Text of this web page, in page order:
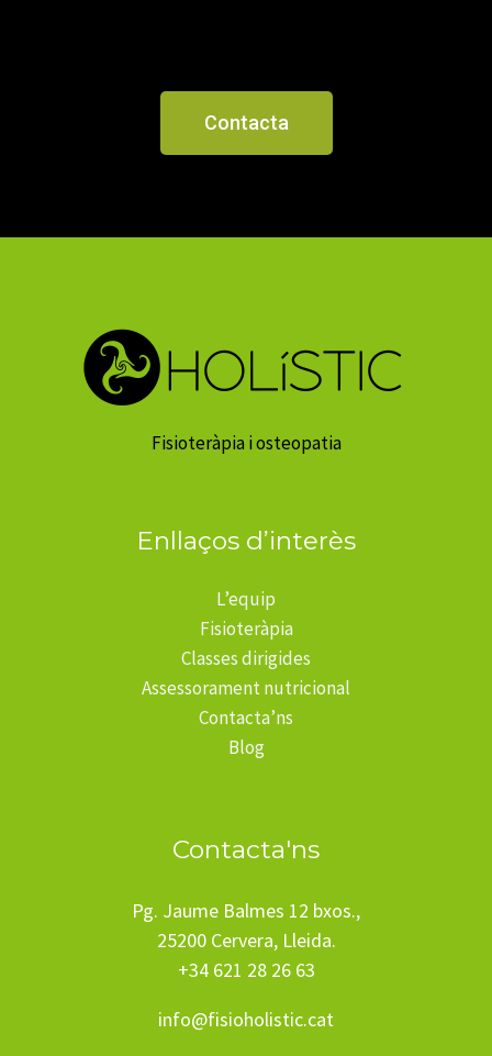
Contacta
Fisioteràpia i osteopatia
Enllaços d’interès
L’equip
Fisioteràpia
Classes dirigides
Assessorament nutricional
Contacta’ns
Blog
Contacta'ns
Pg. Jaume Balmes 12 bxos.,
25200 Cervera, Lleida.
+34 621 28 26 63
info@fisioholistic.cat